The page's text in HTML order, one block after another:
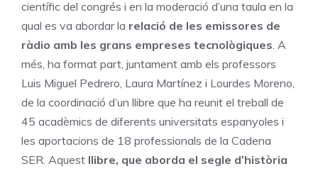
científic del congrés i en la moderació d’una taula en la
qual es va abordar la relació de les emissores de
ràdio amb les grans empreses tecnològiques. A
més, ha format part, juntament amb els professors
Luis Miguel Pedrero, Laura Martínez i Lourdes Moreno,
de la coordinació d’un llibre que ha reunit el treball de
45 acadèmics de diferents universitats espanyoles i
les aportacions de 18 professionals de la Cadena
SER. Aquest llibre, que aborda el segle d’història